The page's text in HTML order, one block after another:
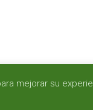
mejorar su